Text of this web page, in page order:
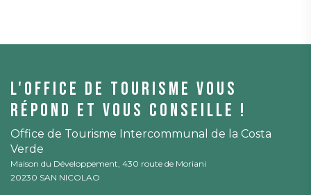
L'office de tourisme vous
répond et vous conseille !
Office de Tourisme Intercommunal de la Costa
Verde
Maison du Développement, 430 route de Moriani
20230 SAN NICOLAO